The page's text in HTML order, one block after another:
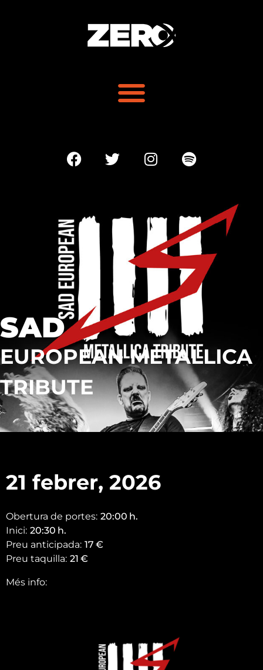
SAD
EUROPEAN METALLICA
TRIBUTE
21 febrer, 2026
Obertura de portes: 20:00 h.
Inici: 20:30 h.
Preu anticipada: 17 €
Preu taquilla: 21 €
Més info: